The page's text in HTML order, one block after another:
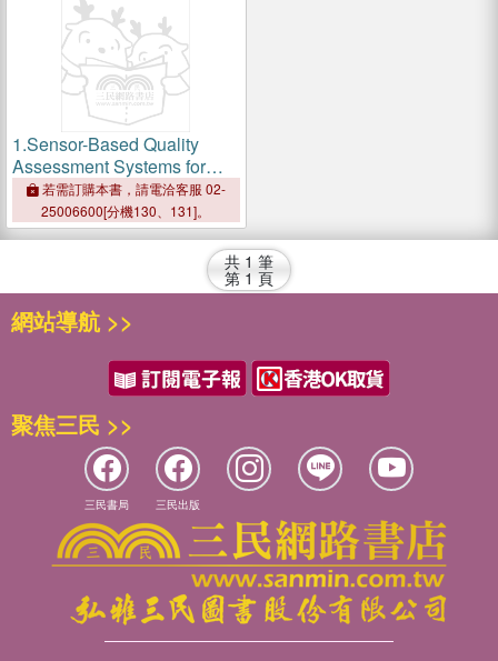
1.Sensor-Based Quality
Assessment Systems for
Fruits and Vegetables
若需訂購本書，請電洽客服 02-
25006600[分機130、131]。
共 1 筆
第 1 頁
網站導航 >>
聚焦三民 >>
三民書局 三民出版